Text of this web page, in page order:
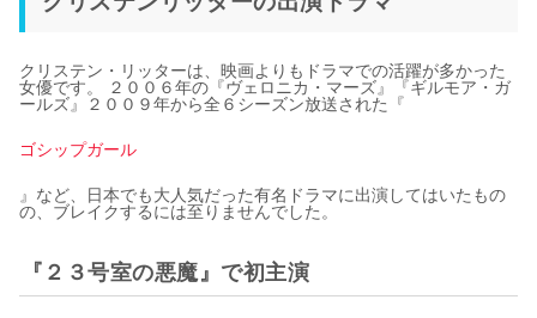
クリステン・リッターは、映画よりもドラマでの活躍が多かった
女優です。 ２００６年の『ヴェロニカ・マーズ』『ギルモア・ガ
ールズ』２００９年から全６シーズン放送された『
ゴシップガール
』など、日本でも大人気だった有名ドラマに出演してはいたもの
の、ブレイクするには至りませんでした。
『２３号室の悪魔』で初主演